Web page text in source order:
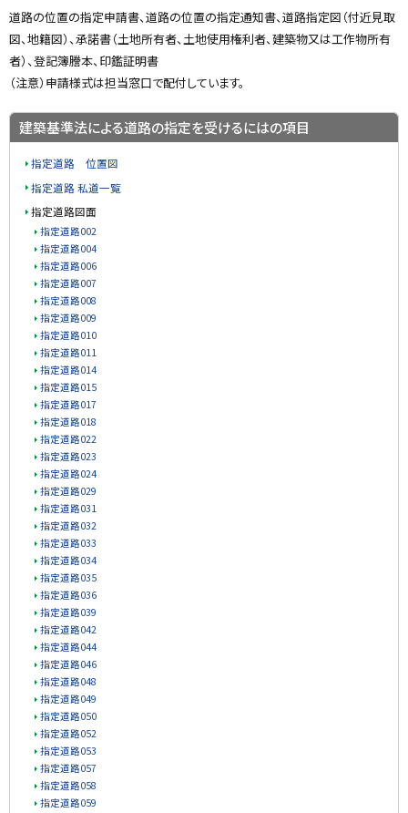
る
道路の位置の指定申請書、道路の位置の指定通知書、道路指定図（付近見取
図、地籍図）、承諾書（土地所有者、土地使用権利者、建築物又は工作物所有
者）、登記簿謄本、印鑑証明書
（注意）申請様式は担当窓口で配付しています。
ト
ッ
建築基準法による道路の指定を受けるにはの項目
指定道路 位置図
指定道路 私道一覧
指定道路図面
指定道路002
指定道路004
指定道路006
指定道路007
指定道路008
指定道路009
指定道路010
指定道路011
指定道路014
指定道路015
指定道路017
指定道路018
指定道路022
指定道路023
指定道路024
指定道路029
指定道路031
指定道路032
指定道路033
指定道路034
指定道路035
指定道路036
指定道路039
指定道路042
指定道路044
指定道路046
指定道路048
指定道路049
指定道路050
指定道路052
指定道路053
指定道路057
指定道路058
指定道路059